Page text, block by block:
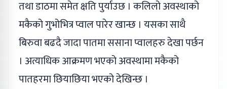
तथा डाठमा समेत क्षति पुर्याउछ । कलिलो अवस्थाको
मकैको गुभोभित्र प्वाल पारेर खान्छ । यसका साथै
बिरुवा बढदै जादा पातमा ससाना प्वालहरु देखा पर्छन
। अत्याधिक आक्रमण भएको अवस्थामा मकैको
पातहरमा छियाछिया भएको देखिन्छ ।